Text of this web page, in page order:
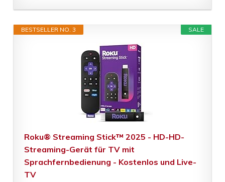
SALE
BESTSELLER NO. 3
Roku® Streaming Stick™ 2025 - HD-HD-
Streaming-Gerät für TV mit
Sprachfernbedienung - Kostenlos und Live-
TV